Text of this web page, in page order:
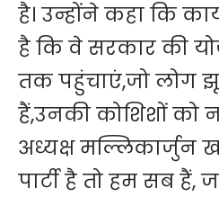
है। उन्होंने कहा कि
है कि वे सरकार की
तक पहुंचाएं,जो लोग
हैं,उनकी कोशिशों को
अध्यक्ष मल्लिकार्जुन
पार्टी है तो हम सब